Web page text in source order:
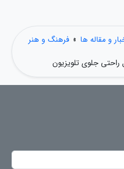
و مقاله ها » فرهنگ و هنر
جلوی تلویزیون